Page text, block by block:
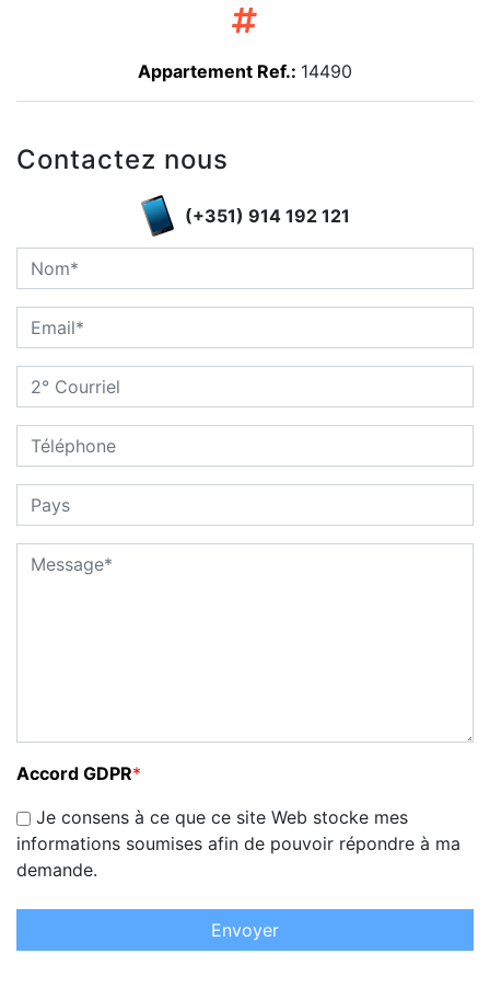
Appartement Ref.: 14490
Contactez nous
(+351) 914 192 121
Accord GDPR*
Je consens à ce que ce site Web stocke mes
informations soumises afin de pouvoir répondre à ma
demande.
Envoyer